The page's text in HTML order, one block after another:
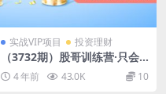
实战VIP项目 投资理财
（3732期）股哥训练营·只会
炒股20期：一套完整的股市识
别系统，分辨大涨、大跌！
4 年前 43.0K 10